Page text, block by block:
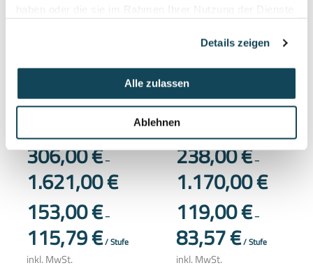
Details zeigen
Alle zulassen
Ablehnen
Ausführung wählen
Außentreppe Alaska 3 mit
Alu-Profilwangen mit
Frewa
306,00€–
1.621,00€
153,00€–
115,79€/Stufe
inkl. MwSt.
Dieses
Produkt
weist
mehrere
Varianten
auf.
Die
Optionen
können
Produktseite
Geländer für
Außenwangentreppe
Alaska 3 Treba Frewa
238,00€–
1.170,00€
119,00€–
83,57€/Stufe
inkl. MwSt.
Dieses
weist
mehrere
Die
können